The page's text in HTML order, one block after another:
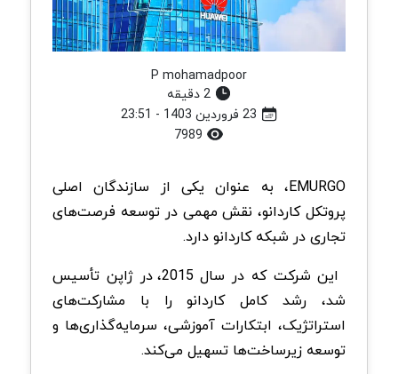
P mohamadpoor
2 دقیقه
EMURGO، به عنوان یکی از سازندگان اصلی
پروتکل کاردانو، نقش مهمی در توسعه فرصت‌های
تجاری در شبکه کاردانو دارد.
این شرکت که در سال 2015، در ژاپن تأسیس
شد، رشد کامل کاردانو را با مشارکت‌های
استراتژیک، ابتکارات آموزشی، سرمایه‌گذاری‌ها و
توسعه زیرساخت‌ها تسهیل می‌کند.